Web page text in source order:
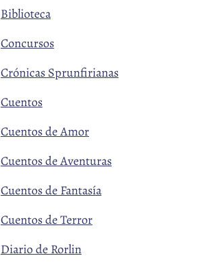
Biblioteca
Concursos
Crónicas Sprunfirianas
Cuentos
Cuentos de Amor
Cuentos de Aventuras
Cuentos de Fantasía
Cuentos de Terror
Diario de Rorlin